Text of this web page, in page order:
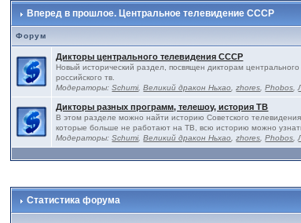
Вперед в прошлое. Центральное телевидение СССР
Форум
Дикторы центрального телевидения СССР
Новый исторический раздел, посвящен дикторам
российского тв.
Модераторы:Schumi,Великий дракон Ньхао ,zhores ,Phobos ,
Дикторы разных программ, телешоу, история ТВ
В этом разделе можно найти историю Советского
которые больше не работают на ТВ, всю историю можно
Модераторы:Schumi,Великий дракон Ньхао ,zhores ,Phobos ,
Статистика форума